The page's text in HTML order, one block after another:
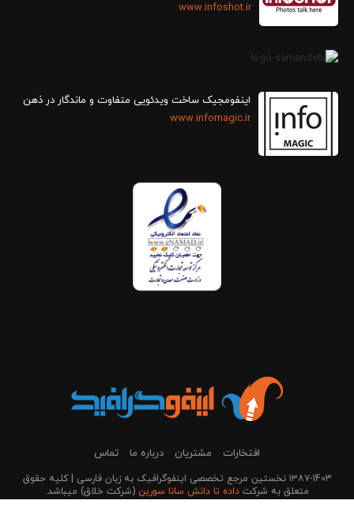
www.infoshot.ir
اینفومجیک ساخت ویدئویی متفاوت و ماندگار در ذهن
www.infomagic.ir
افتخارات مشتریان درباره ما تماس
۱۳۸۷-1403 نخستین مرجع تخصصی اینفوگرافیک به زبان فارسی | کلیه حقوق
متعلق به شرکت داده تا دانش سانا سورین (شرکت خلاق) می‎باشد.